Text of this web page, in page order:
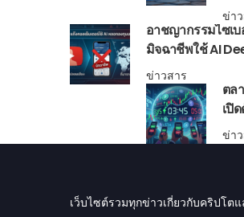
ข่า
อาชญากรรมไซเ
มิจฉาชีพใช้ AI
ข่าวสาร
ตล
เปิ
ข่า
เว็บไซต์รวมทุกข่าวเกี่ยวกับคริปโต